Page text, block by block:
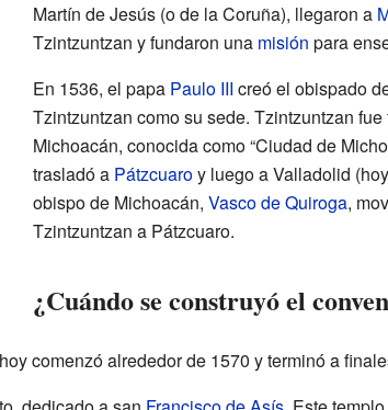
Martín de Jesús (o de la Coruña), llegaron a
Tzintzuntzan y fundaron una misión para
En 1536, el papa Paulo III creó el obispado
Tzintzuntzan como su sede. Tzintzuntzan
Michoacán, conocida como “Ciudad de
trasladó a Pátzcuaroy luego a Valladolid (hoy
obispo de Michoacán, Vasco de Quiroga,
Tzintzuntzan a Pátzcuaro.
¿Cuándo se construyó el
comenzó alrededor de 1570 y terminó a